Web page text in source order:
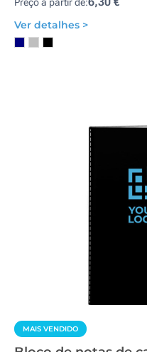
Ver detalhes >
MAIS VENDIDO